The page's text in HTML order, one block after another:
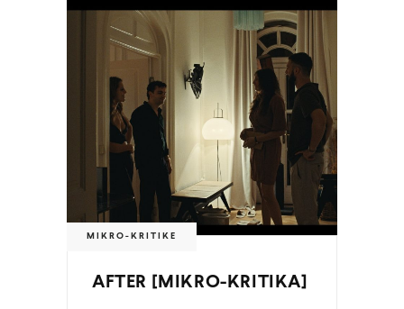
MIKRO-KRITIKE
AFTER [MIKRO-KRITIKA]